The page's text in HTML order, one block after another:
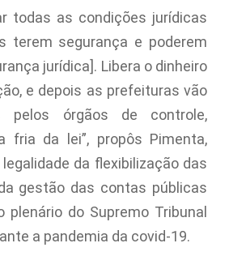
todas as condições jurídicas
terem segurança e poderem
jurídica]. Libera o dinheiro
e depois as prefeituras vão
pelos órgãos de controle,
fria da lei”, propôs Pimenta,
legalidade da flexibilização das
gestão das contas públicas
plenário do Supremo Tribunal
a pandemia da covid-19.